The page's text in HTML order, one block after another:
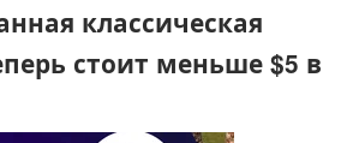
классическая
стоит меньше $5 в